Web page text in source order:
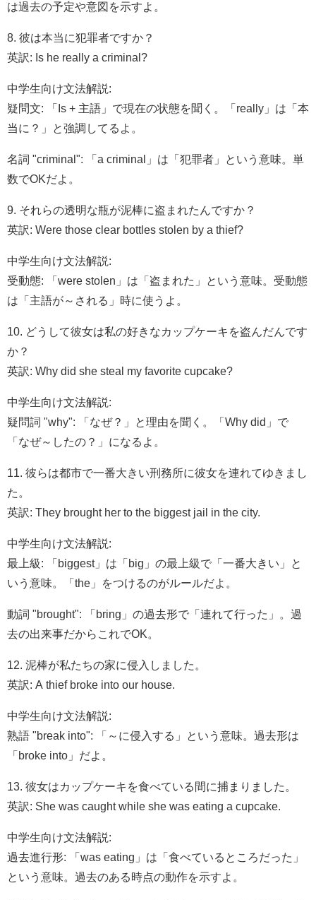
は過去の予定や意図を示すよ。
8. 彼は本当に犯罪者ですか？
英訳: Is he really a criminal?
中学生向け文法解説:
疑問文: 「Is + 主語」で現在の状態を聞く。「really」は「本
当に？」と強調してるよ。
名詞 "criminal": 「a criminal」は「犯罪者」という意味。単
数でOKだよ。
9. それらの透明な瓶が泥棒に盗まれたんですか？
英訳: Were those clear bottles stolen by a thief?
中学生向け文法解説:
受動態: 「were stolen」は「盗まれた」という意味。受動態
は「主語が～される」時に使うよ。
10. どうして彼女は私の好きなカップケーキを盗んだんです
か？
英訳: Why did she steal my favorite cupcake?
中学生向け文法解説:
疑問詞 "why": 「なぜ？」と理由を聞く。「Why did」で
「なぜ～したの？」になるよ。
11. 彼らは都市で一番大きい刑務所に彼女を連れてゆきまし
た。
英訳: They brought her to the biggest jail in the city.
中学生向け文法解説:
最上級: 「biggest」は「big」の最上級で「一番大きい」と
いう意味。「the」をつけるのがルールだよ。
動詞 "brought": 「bring」の過去形で「連れて行った」。過
去の出来事だからこれでOK。
12. 泥棒が私たちの家に侵入しました。
英訳: A thief broke into our house.
中学生向け文法解説:
熟語 "break into": 「～に侵入する」という意味。過去形は
「broke into」だよ。
13. 彼女はカップケーキを食べている間に捕まりました。
英訳: She was caught while she was eating a cupcake.
中学生向け文法解説:
過去進行形: 「was eating」は「食べているところだった」
という意味。過去のある時点の動作を示すよ。